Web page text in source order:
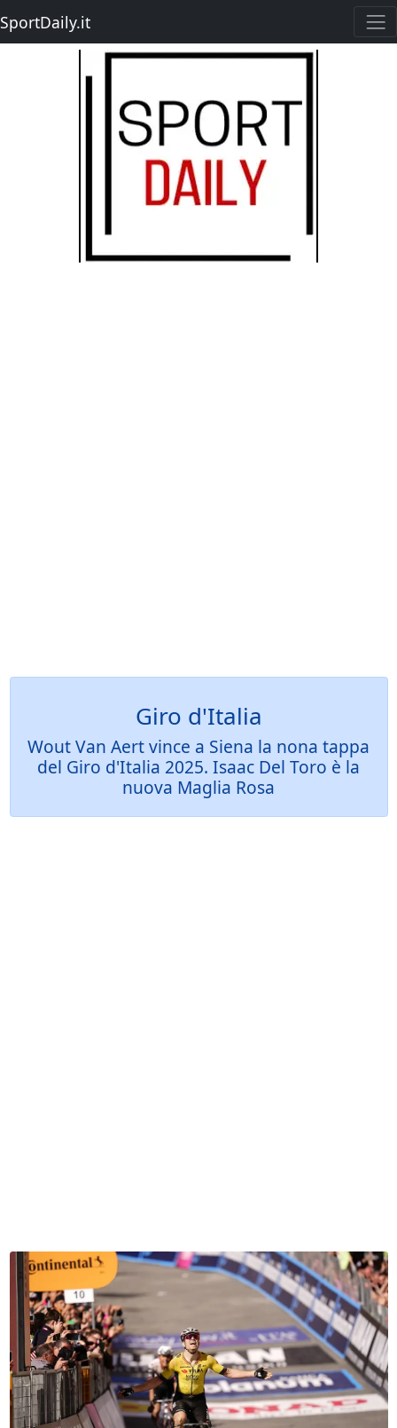
SportDaily.it
Giro d'Italia
Wout Van Aert vince a Siena la nona tappa
del Giro d'Italia 2025. Isaac Del Toro è la
nuova Maglia Rosa